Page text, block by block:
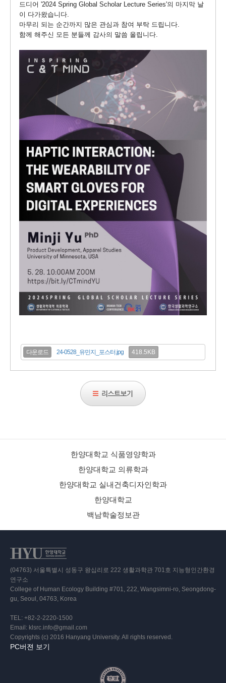
드디어 '2024 Spring Global Scholar Lecture Series'의 마지막 날
이 다가왔습니다.
마무리 되는 순간까지 많은 관심과 참여 부탁 드립니다.
함께 해주신 모든 분들께 감사의 말씀 올립니다.
다운로드 24-0528_유민지_포스터.jpg 418.5KB
스
트
한양대학교 식품영양학과
한양대학교 의류학과
한양대학교 실내건축디자인학과
한양대학교
백남학술정보관
(04763) 서울특별시 성동구 왕십리로 222 생활과학관 701호 지능형인간환경
연구소
College of Human Ecology Building #701, 222, Wangsimni-ro, Seongdong-
gu, Seoul, 04763, Korea
TEL: +82-2-2220-1500
Email: klsrc.info@gmail.com
Copyrights (c) 2016 Hanyang University. All rights reserved.
PC버젼 보기